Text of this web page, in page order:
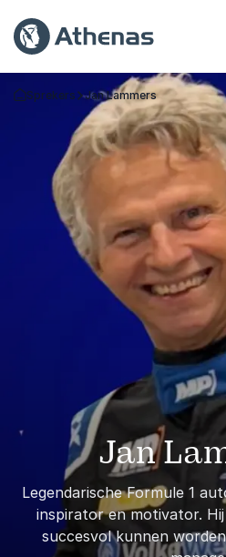
Terug naar de startpagina
Sprekers Jan Lammers
Jan
Legendarische Formule 1
inspirator en motivator.
succesvol kunnen